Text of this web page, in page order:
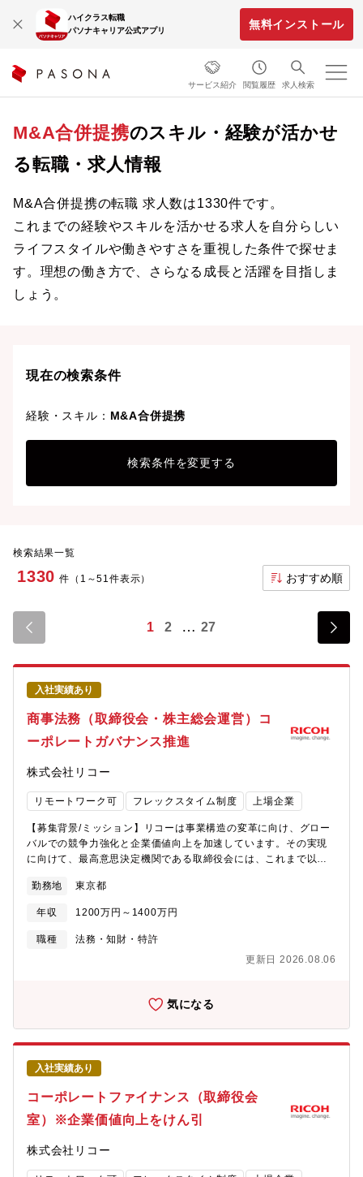
ハイクラス転職
パソナキャリア公式アプリ
無料インストール
サービス紹介 閲覧履歴 求人検索
M&A合併提携のスキル・経験が活かせ
る転職・求人情報
M&A合併提携の転職 求人数は1330件です。
これまでの経験やスキルを活かせる求人を自分らしい
ライフスタイルや働きやすさを重視した条件で探せま
す。理想の働き方で、さらなる成長と活躍を目指しま
しょう。
現在の検索条件
経験・スキル： M&A合併提携
検索条件を変更する
検索結果一覧
1330 件（1～51件表示） おすすめ順
1 2 27
入社実績あり
商事法務（取締役会・株主総会運営）コ
ーポレートガバナンス推進
株式会社リコー
リモートワーク可 フレックスタイム制度 上場企業
【募集背景/ミッション】リコーは事業構造の変革に向け、グロー
バルでの競争力強化と企業価値向上を加速しています。その実現
に向けて、最高意思決定機関である取締役会には、これまで以上
います。このような状況を踏まえ、リコーでは2026年4月より、
取締役会室を所管する担当役員としてガバナンス全般に責任を負
うコーポレート・セクレタリーを新設するなど、株主を始めとす
るステークホルダーからの意見を経営に反映する機能の強化を進
職を増強するものです。本ポジションでは、会社法・金融商品取
化に直結するガバナンス体制を共に創り上げる意欲ある方をお迎
えしたいと考えています。＜部署の業務内容＞資本市場における
コーポレート・ガバナンスの継続的な高度化が求められており、
以下を主とした職務としますが、業務範囲はコーポレート・セク
レタリー機能全般の範囲になります。・ステークホルダーや市場
の認識をふまえた、取締役会における重要事項の意思決定および
監督機能の支援・適切なコミュニケーションを通じた資本市場の
期待・リスクの把握と、経営への反映・実績に基づく、取締役・
経営幹部の適性評価の仕組みの構築と運用・企業価値向上・企業
＞・リコーのコーポレートガバナンス
https://jp.ricoh.com/governance/governance【職務内容】商事
勤務地 東京都
年収 1200万円～1400万円
職種
法務・知財・特許
更新日 2026.08.06
気になる
入社実績あり
コーポレートファイナンス（取締役会
室）※企業価値向上をけん引
株式会社リコー